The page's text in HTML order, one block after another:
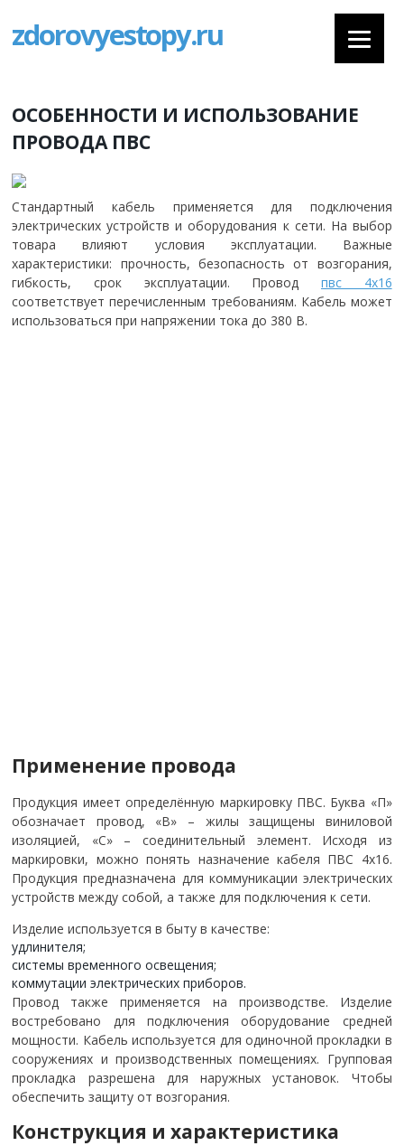
zdorovyestopy.ru
ОСОБЕННОСТИ И ИСПОЛЬЗОВАНИЕ
ПРОВОДА ПВС
Стандартный кабель применяется для подключения
электрических устройств и оборудования к сети. На выбор
товара влияют условия эксплуатации. Важные
характеристики: прочность, безопасность от возгорания,
гибкость, срок эксплуатации. Провод пвс 4х16
соответствует перечисленным требованиям. Кабель может
использоваться при напряжении тока до 380 В.
Применение провода
Продукция имеет определённую маркировку ПВС. Буква «П»
обозначает провод, «В» – жилы защищены виниловой
изоляцией, «С» – соединительный элемент. Исходя из
маркировки, можно понять назначение кабеля ПВС 4х16.
Продукция предназначена для коммуникации электрических
устройств между собой, а также для подключения к сети.
Изделие используется в быту в качестве:
удлинителя;
системы временного освещения;
коммутации электрических приборов.
Провод также применяется на производстве. Изделие
востребовано для подключения оборудование средней
мощности. Кабель используется для одиночной прокладки в
сооружениях и производственных помещениях. Групповая
прокладка разрешена для наружных установок. Чтобы
обеспечить защиту от возгорания.
Конструкция и характеристика